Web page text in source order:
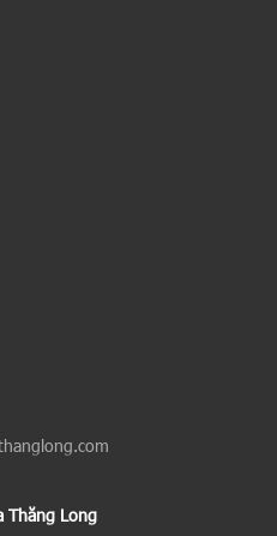
Thăng Long